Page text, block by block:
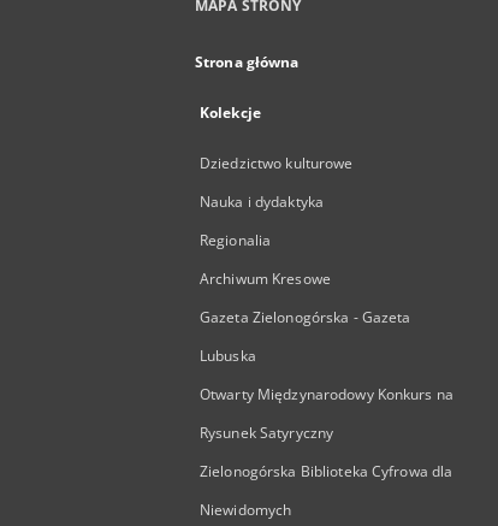
MAPA STRONY
Strona główna
Kolekcje
Dziedzictwo kulturowe
Nauka i dydaktyka
Regionalia
Archiwum Kresowe
Gazeta Zielonogórska - Gazeta
Lubuska
Otwarty Międzynarodowy Konkurs na
Rysunek Satyryczny
Zielonogórska Biblioteka Cyfrowa dla
Niewidomych